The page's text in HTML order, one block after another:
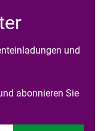
und
abonnieren Sie